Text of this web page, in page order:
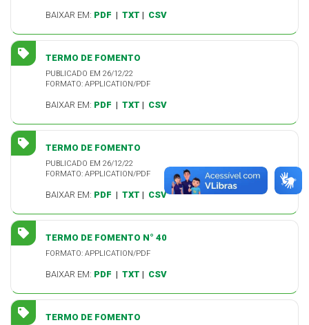
BAIXAR EM: PDF | TXT | CSV
TERMO DE FOMENTO
PUBLICADO EM 26/12/22
FORMATO: APPLICATION/PDF
BAIXAR EM: PDF | TXT | CSV
TERMO DE FOMENTO
PUBLICADO EM 26/12/22
FORMATO: APPLICATION/PDF
BAIXAR EM: PDF | TXT | CSV
TERMO DE FOMENTO N° 40
FORMATO: APPLICATION/PDF
BAIXAR EM: PDF | TXT | CSV
TERMO DE FOMENTO